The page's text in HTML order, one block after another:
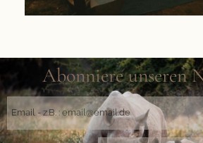
Abonniere unseren